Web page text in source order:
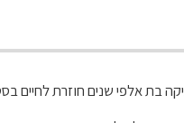
בת אלפי שנים חוזרת לחיים